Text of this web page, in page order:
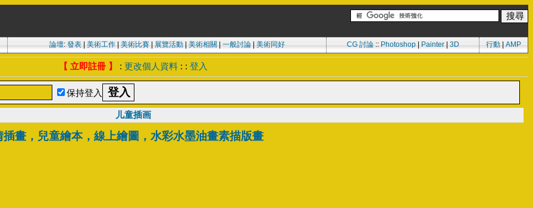
論壇: 發表| 美術工作| 美術比賽| 展覽活動| 美術相關 一般討論| 美術同好 CG 討論:: Photoshop| Painter| 3D 行動 AMP
【 立即註冊 】 : 更改個人資料 : : 登入
保持登入
儿童插画
畫，兒童繪本，線上繪圖，水彩水墨油畫素描版畫